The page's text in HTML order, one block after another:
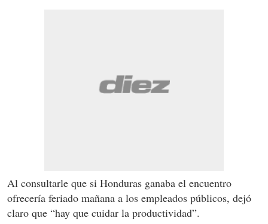
Al consultarle que si Honduras ganaba el encuentro
ofrecería feriado mañana a los empleados públicos, dejó
claro que “hay que cuidar la productividad”.